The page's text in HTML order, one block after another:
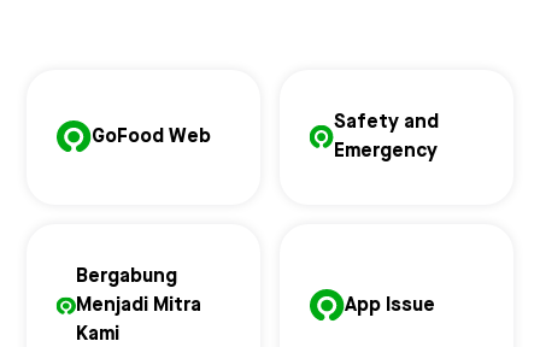
GoFood Web
Safety and
Emergency
Bergabung
Menjadi Mitra
Kami
App Issue